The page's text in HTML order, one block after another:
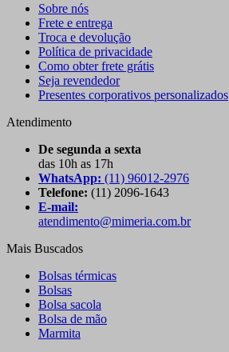
Sobre nós
Frete e entrega
Troca e devolução
Política de privacidade
Como obter frete grátis
Seja revendedor
Presentes corporativos personalizados
Atendimento
De segunda a sexta
das 10h as 17h
WhatsApp: (11) 96012-2976
Telefone: (11) 2096-1643
E-mail:
atendimento@mimeria.com.br
Mais Buscados
Bolsas térmicas
Bolsas
Bolsa sacola
Bolsa de mão
Marmita